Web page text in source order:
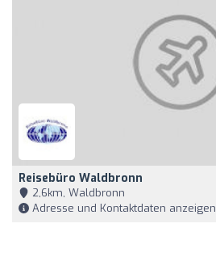
Reisebüro Waldbronn
2,6km, Waldbronn
Adresse und Kontaktdaten anzeigen